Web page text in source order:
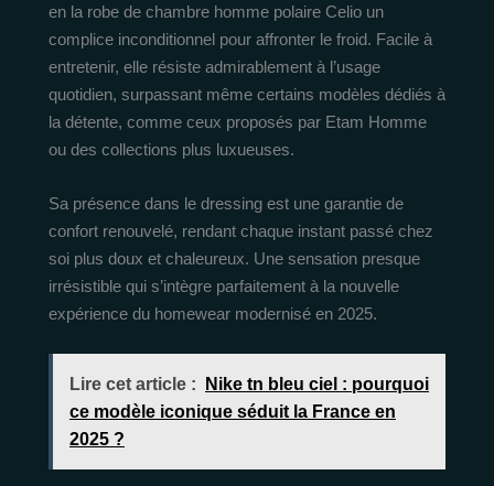
en la robe de chambre homme polaire Celio un
complice inconditionnel pour affronter le froid. Facile à
entretenir, elle résiste admirablement à l’usage
quotidien, surpassant même certains modèles dédiés à
la détente, comme ceux proposés par Etam Homme
ou des collections plus luxueuses.
Sa présence dans le dressing est une garantie de
confort renouvelé, rendant chaque instant passé chez
soi plus doux et chaleureux. Une sensation presque
irrésistible qui s’intègre parfaitement à la nouvelle
expérience du homewear modernisé en 2025.
Lire cet article :
Nike tn bleu ciel : pourquoi
ce modèle iconique séduit la France en
2025 ?